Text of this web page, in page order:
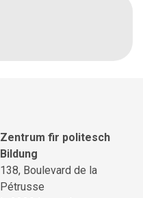
Zentrum fir politesch
Bildung
138, Boulevard de la
Pétrusse